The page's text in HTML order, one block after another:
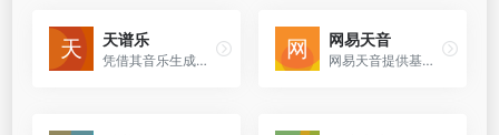
天谱乐
凭借其音乐生成、智能推荐、音乐编辑等多种功能，极大地简化了音乐创作的过程，降低了创作难度
网易天音
网易天音提供基于人工智能技术的音乐创作工具，帮助用户创作音乐。